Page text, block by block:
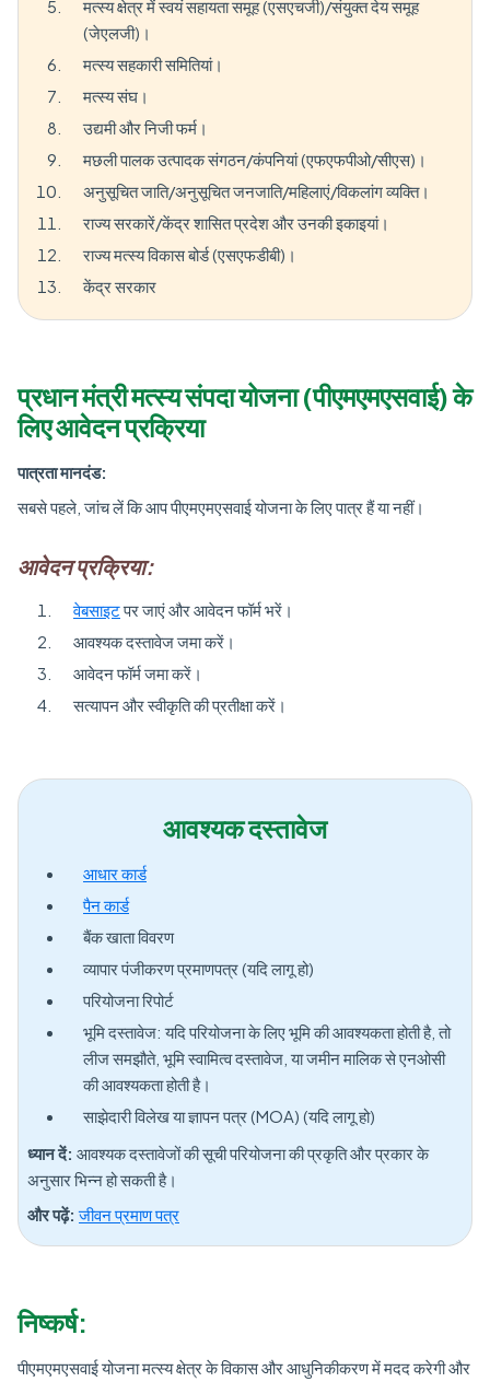
मत्स्य क्षेत्र में स्वयं सहायता समूह (एसएचजी)/संयुक्त देय समूह
(जेएलजी)।
मत्स्य सहकारी समितियां।
मत्स्य संघ।
उद्यमी और निजी फर्म।
मछली पालक उत्पादक संगठन/कंपनियां (एफएफपीओ/सीएस)।
अनुसूचित जाति/अनुसूचित जनजाति/महिलाएं/विकलांग व्यक्ति।
राज्य सरकारें/केंद्र शासित प्रदेश और उनकी इकाइयां।
राज्य मत्स्य विकास बोर्ड (एसएफडीबी)।
केंद्र सरकार
प्रधान मंत्री मत्स्य संपदा योजना (पीएमएमएसवाई) के
लिए आवेदन प्रक्रिया
पात्रता मानदंड:
सबसे पहले, जांच लें कि आप पीएमएमएसवाई योजना के लिए पात्र हैं या नहीं।
आवेदन प्रक्रिया:
वेबसाइटपर जाएं और आवेदन फॉर्म भरें।
आवश्यक दस्तावेज जमा करें।
आवेदन फॉर्म जमा करें।
सत्यापन और स्वीकृति की प्रतीक्षा करें।
आवश्यक दस्तावेज
आधार कार्ड
पैन कार्ड
बैंक खाता विवरण
व्यापार पंजीकरण प्रमाणपत्र (यदि लागू हो)
परियोजना रिपोर्ट
भूमि दस्तावेज: यदि परियोजना के लिए भूमि की आवश्यकता होती है, तो
लीज समझौते, भूमि स्वामित्व दस्तावेज, या जमीन मालिक से एनओसी
की आवश्यकता होती है।
साझेदारी विलेख या ज्ञापन पत्र (MOA) (यदि लागू हो)
ध्यान दें: आवश्यक दस्तावेजों की सूची परियोजना की प्रकृति और प्रकार के
अनुसार भिन्न हो सकती है।
और पढ़ें: जीवन प्रमाण पत्र
निष्कर्ष:
पीएमएमएसवाई योजना मत्स्य क्षेत्र के विकास और आधुनिकीकरण में मदद करेगी और